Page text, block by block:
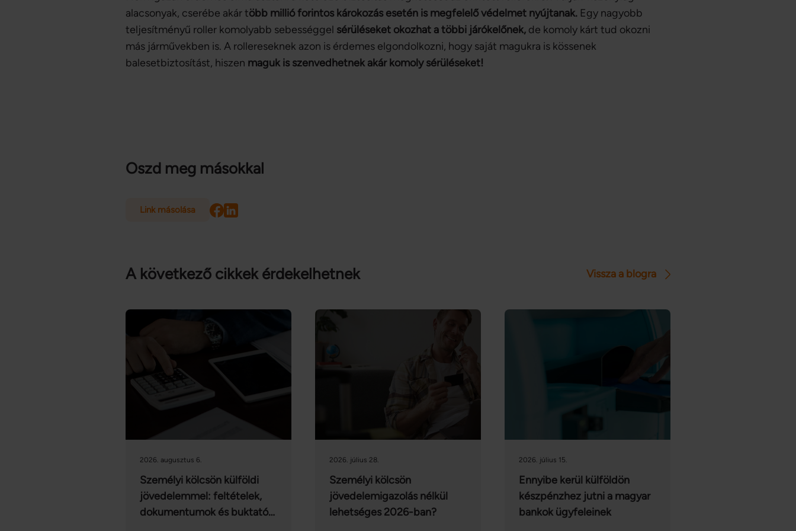
alacsonyak, cserébe akár több millió forintos károkozás esetén is megfelelő védelmet nyújtanak. Egy nagyobb
teljesítményű roller komolyabb sebességgel sérüléseket okozhat a többi járókelőnek, de komoly kárt tud okozni
más járművekben is. A rollereseknek azon is érdemes elgondolkozni, hogy saját magukra is kössenek
balesetbiztosítást, hiszen maguk is szenvedhetnek akár komoly sérüléseket!
Oszd meg másokkal
Link másolása
A következő cikkek érdekelhetnek Vissza a blogra
2026. augusztus 6.
Személyi kölcsön külföldi
jövedelemmel: feltételek,
dokumentumok és buktatók
2026. július 28.
Személyi kölcsön
jövedelemigazolás nélkül
lehetséges 2026-ban?
2026. július 15.
Ennyibe kerül külföldön
készpénzhez jutni a magyar
bankok ügyfeleinek